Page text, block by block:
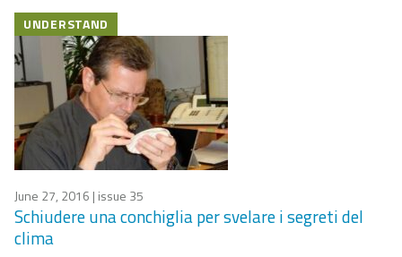
UNDERSTAND
June 27, 2016 | issue 35
Schiudere una conchiglia per svelare i segreti del
clima